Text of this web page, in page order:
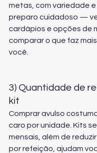
metas, com variedade
preparo cuidadoso —
cardápios e opções de
comparar o que faz
você.
3) Quantidade de
kit
Comprar avulso
caro por unidade. Kits
mensais, além de
por refeição, ajudam